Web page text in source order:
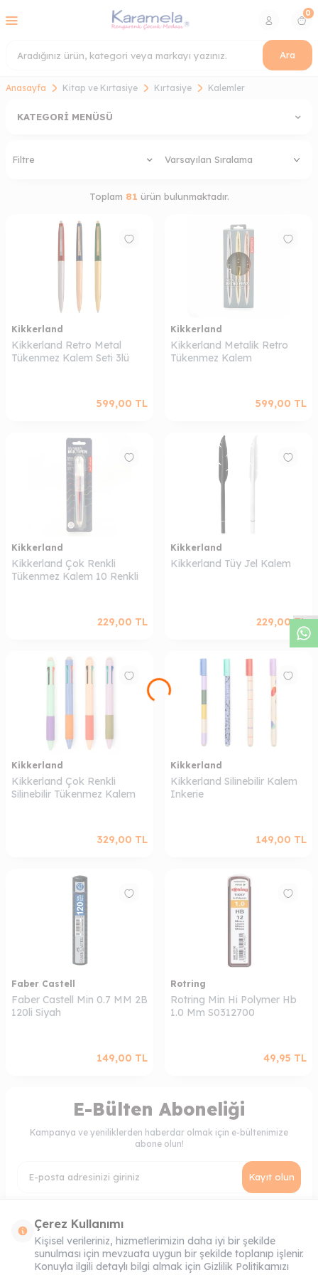
Ara
0
Anasayfa Kitap ve Kırtasiye Kırtasiye Kalemler
KATEGORI MENÜSÜ
Filtre
Toplam 81 ürün bulunmaktadır.
Kikkerland
Kikkerland Retro Metal
Tükenmez Kalem Seti 3lü
599,00 TL
Kikkerland
Kikkerland Metalik Retro
Tükenmez Kalem
599,00 TL
Kikkerland
Kikkerland Çok Renkli
Tükenmez Kalem 10 Renkli
229,00 TL
Kikkerland
Kikkerland Tüy Jel Kalem
229,00TL
Kikkerland
Kikkerland Çok Renkli
Silinebilir Tükenmez Kalem
329,00 TL
Kikkerland
Kikkerland Silinebilir Kalem
Inkerie
149,00 TL
Faber Castell
Faber Castell Min 0.7 MM 2B
120li Siyah
149,00 TL
Rotring
Rotring Min Hi Polymer Hb
1.0 Mm S0312700
49,95 TL
E-Bülten Aboneliği
Kampanya ve yeniliklerden haberdar olmak için e-bültenimize
abone olun!
Kayıt olun
MÜŞTERI HIZMETLERI
Çerez Kullanımı
Kişisel verileriniz, hizmetlerimizin daha iyi bir şekilde
sunulması için mevzuata uygun bir şekilde toplanıp işlenir.
Konuyla ilgili detaylı bilgi almak için Gizlilik Politikamızı